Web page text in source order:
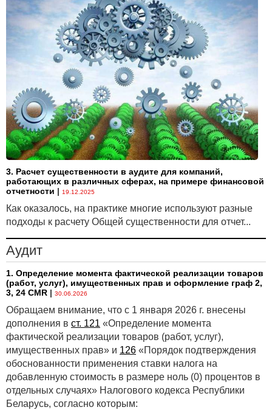
3. Расчет существенности в аудите для компаний,
работающих в различных сферах, на примере финансовой
отчетности | 19.12.2025
Как оказалось, на практике многие используют разные
подходы к расчету Общей существенности для отчет...
Аудит
1. Определение момента фактической реализации товаров
(работ, услуг), имущественных прав и оформление граф 2,
3, 24 CMR | 30.06.2026
Обращаем внимание, что с 1 января 2026 г. внесены
дополнения в ст. 121 «Определение момента
фактической реализации товаров (работ, услуг),
имущественных прав» и 126 «Порядок подтверждения
обоснованности применения ставки налога на
добавленную стоимость в размере ноль (0) процентов в
отдельных случаях» Налогового кодекса Республики
Беларусь, согласно которым: